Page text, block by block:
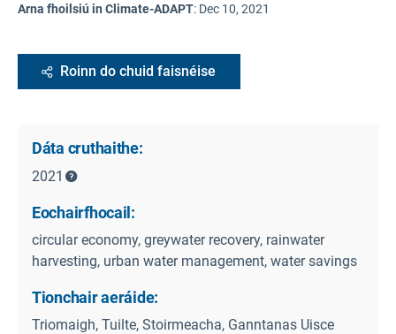
Arna fhoilsiú in Climate-ADAPT: Dec 10, 2021
Roinn do chuid faisnéise
Dáta cruthaithe:
2021
Eochairfhocail:
circular economy, greywater recovery, rainwater
harvesting, urban water management, water savings
Tionchair aeráide:
Triomaigh, Tuilte, Stoirmeacha, Ganntanas Uisce